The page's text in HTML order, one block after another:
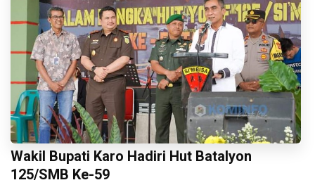
Wakil Bupati Karo Hadiri Hut Batalyon
125/SMB Ke-59